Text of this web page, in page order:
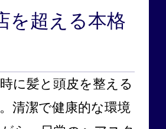
を超える本格
に髪と頭皮を整える
清潔で健康的な環境